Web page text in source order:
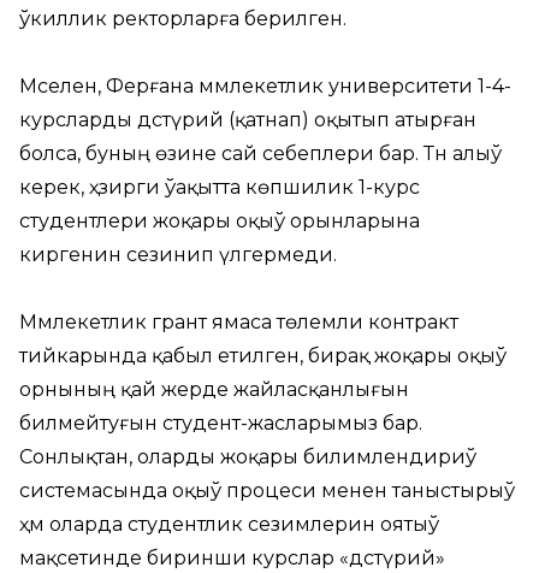
ўәкиллик ректорларға берилген.
Мәселен, Ферғана мәмлекетлик университети 1-4-
курсларды дәстүрий (қатнап) оқытып атырған
болса, буның өзине сай себеплери бар. Тән алыў
керек, ҳәзирги ўақытта көпшилик 1-курс
студентлери жоқары оқыў орынларына
киргенин сезинип үлгермеди.
Мәмлекетлик грант ямаса төлемли контракт
тийкарында қабыл етилген, бирақ жоқары оқыў
орнының қай жерде жайласқанлығын
билмейтуғын студент-жасларымыз бар.
Сонлықтан, оларды жоқары билимлендириў
системасында оқыў процеси менен таныстырыў
ҳәм оларда студентлик сезимлерин оятыў
мақсетинде биринши курслар «дәстүрий»